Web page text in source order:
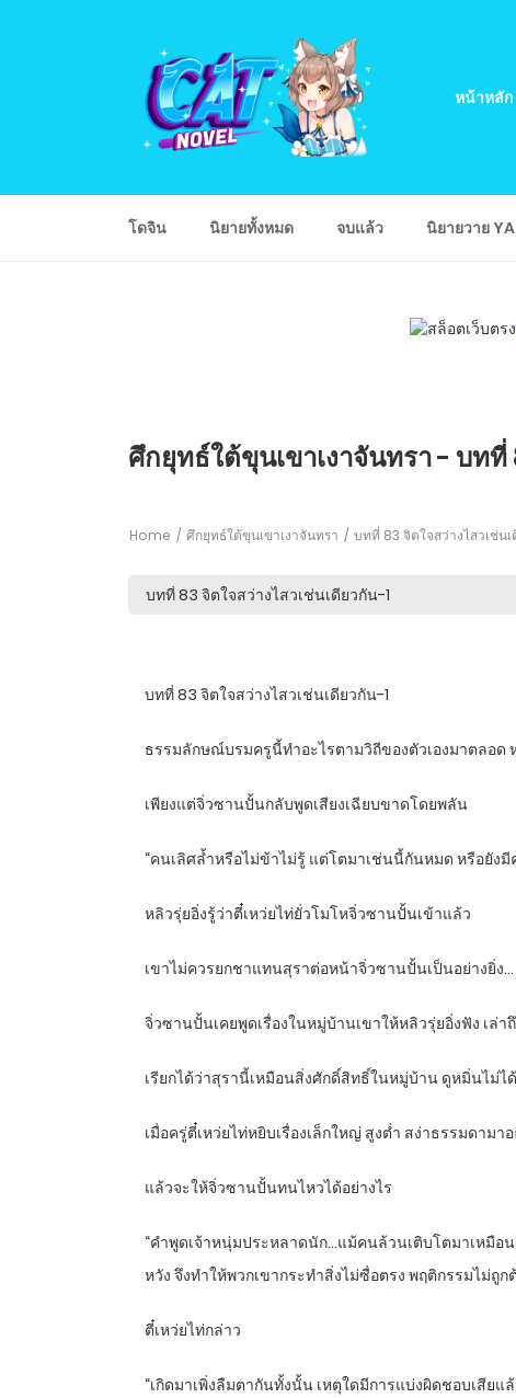
หน้าหลัก
โดจิน นิยายทั้งหมด จบแล้ว นิยายวาย
ศึกยุทธ์ใต้ขุนเขาเงาจันทรา - บทที่
Home ศึกยุทธ์ใต้ขุนเขาเงาจันทรา บทที่ 83 จิตใจสว่างไสวเช่น
บทที่ 83 จิตใจสว่างไสวเช่นเดียวกัน-1
ธรรมลักษณ์บรมครูนี้ทำอะไรตามวิถีของตัวเองมาตลอด
เพียงแต่จิ่วซานปั้นกลับพูดเสียงเฉียบขาดโดยพลัน
“คนเลิศล้ำหรือไม่ข้าไม่รู้ แต่โตมาเช่นนี้กันหมด หรือยัง
หลิวรุ่ยอิ่งรู้ว่าตี๋เหว่ยไท่ยั่วโมโหจิ่วซานปั้นเข้าแล้ว
เขาไม่ควรยกชาแทนสุราต่อหน้าจิ่วซานปั้นเป็นอย่างยิ่ง…
จิ่วซานปั้นเคยพูดเรื่องในหมู่บ้านเขาให้หลิวรุ่ยอิ่งฟัง เ
เรียกได้ว่าสุรานี้เหมือนสิ่งศักดิ์สิทธิ์ในหมู่บ้าน ดูหมิ่นไม่ไ
เมื่อครู่ตี๋เหว่ยไท่หยิบเรื่องเล็กใหญ่ สูงต่ำ สง่าธรรมดาม
แล้วจะให้จิ่วซานปั้นทนไหวได้อย่างไร
“คำพูดเจ้าหนุ่มประหลาดนัก…แม้คนล้วนเติบโตมาเหมือ
หวัง จึงทำให้พวกเขากระทำสิ่งไม่ซื่อตรง พฤติกรรมไม่ถูก
ตี๋เหว่ยไท่กล่าว
“เกิดมาเพิ่งลืมตากันทั้งนั้น เหตุใดมีการแบ่งผิดชอบเสีย